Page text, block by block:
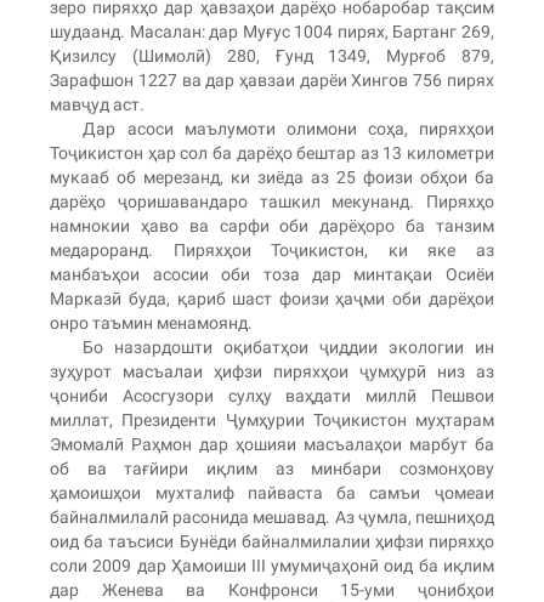
зеро пиряхҳо дар ҳавзаҳои дарёҳо нобаробар тақсим
шудаанд. Масалан: дар Муғус 1004 пирях, Бартанг 269,
Қизилсу (Шимолӣ) 280, Ғунд 1349, Мурғоб 879,
Зарафшон 1227 ва дар ҳавзаи дарёи Хингов 756 пирях
мавҷуд аст.
Дар асоси маълумоти олимони соҳа, пиряхҳои
Тоҷикистон ҳар сол ба дарёҳо бештар аз 13 километри
мукааб об мерезанд, ки зиёда аз 25 фоизи обҳои ба
дарёҳо ҷоришавандаро ташкил мекунанд. Пиряхҳо
намнокии ҳаво ва сарфи оби дарёҳоро ба танзим
медароранд. Пиряхҳои Тоҷикистон, ки яке аз
манбаъҳои асосии оби тоза дар минтақаи Осиёи
Марказӣ буда, қариб шаст фоизи ҳаҷми оби дарёҳои
онро таъмин менамоянд.
Бо назардошти оқибатҳои ҷиддии экологии ин
зуҳурот масъалаи ҳифзи пиряхҳои ҷумҳурӣ низ аз
ҷониби Асосгузори сулҳу ваҳдати миллӣ Пешвои
миллат, Президенти Ҷумҳурии Тоҷикистон муҳтарам
Эмомалӣ Раҳмон дар ҳошияи масъалаҳои марбут ба
об ва тағйири иқлим аз минбари созмонҳову
ҳамоишҳои мухталиф пайваста ба самъи ҷомеаи
байналмилалӣ расонида мешавад. Аз ҷумла, пешниҳод
оид ба таъсиси Бунёди байналмилалии ҳифзи пиряхҳо
соли 2009 дар Ҳамоиши III умумиҷаҳонӣ оид ба иқлим
дар Женева ва Конфронси 15-уми ҷонибҳои